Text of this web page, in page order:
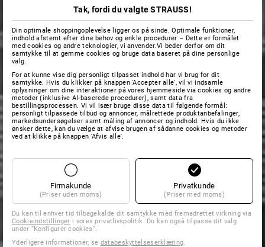
Tak, fordi du valgte STRAUSS!
Din optimale shoppingoplevelse ligger os på sinde. Optimale funktioner,
indhold afstemt efter dine behov og enkle procedurer – Dette er formålet
med cookies og andre teknologier, vi anvender.Vi beder derfor om dit
samtykke til at gemme cookies og bruge data baseret på dine personlige
valg.
For at kunne vise dig personligt tilpasset indhold har vi brug for dit
samtykke. Hvis du klikker på knappen 'Accepter alle', vil vi indsamle
oplysninger om dine interaktioner på vores hjemmeside via cookies og andre
metoder (inklusive AI-baserede procedurer), samt data fra
bestillingsprocessen. Vi vil især bruge disse data til følgende formål:
personligt tilpassede tilbud og annoncer, målrettede produktanbefalinger,
markedsundersøgelser samt måling af annoncer og indhold. Hvis du ikke
ønsker dette, kan du vælge at afvise brugen af sådanne cookies og metoder
ved at klikke på knappen 'Afvis alle'.
Firmakunde
(Priser uden moms)
Privatkunde
(Priser med moms)
Du kan til enhver tid tilbagekalde dit samtykke med fremadrettet virkning via
Cookieindstillinger i vores privatlivspolitik. Du kan også tilpasse dit valg
under ”Konfigurer cookies”.
Yderligere informationer, se databeskyttelseserklæring.